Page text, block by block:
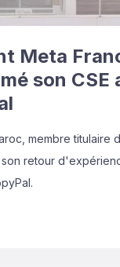
Meta
son CSE
membre titulaire
retour